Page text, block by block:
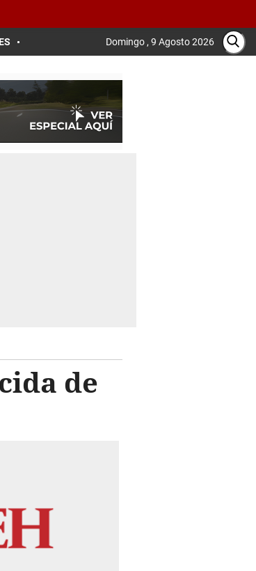
Domingo , 9 Agosto 2026
de